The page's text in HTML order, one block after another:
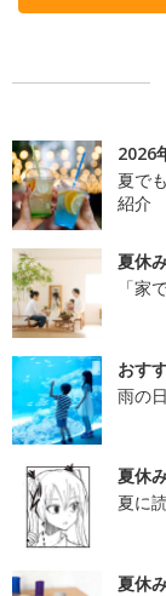
2026
夏で
紹介
夏休
「家
おす
雨の
夏休
夏に
夏休